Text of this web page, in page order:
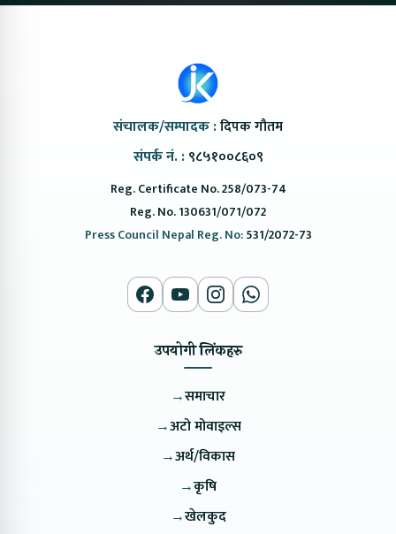
संचालक/सम्पादक :दिपक गौतम
संपर्क नं. : ९८५१००८६०९
Reg. Certificate No. 258/073-74
Reg. No. 130631/071/072
Press Council Nepal Reg. No:531/2072-73
उपयोगी लिंकहरु
→समाचार
→अटो मोवाइल्स
→अर्थ/विकास
→कृषि
→खेलकुद